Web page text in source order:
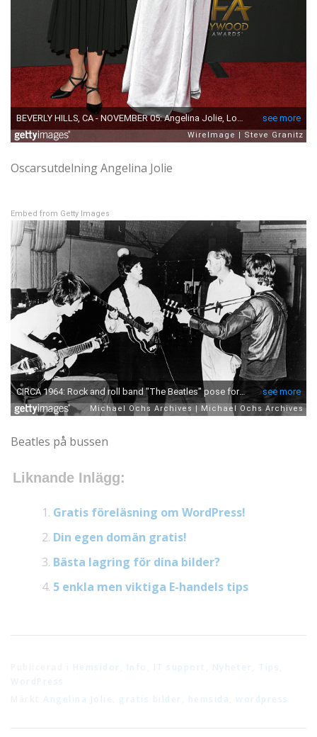
Oscarsutdelning Angelina Jolie
Embed from Getty Images
Beatles på bussen
Liknande Inlägg:
Gratis föreläsning om WordPress!
Din egen domän gratis!
Bästa lagring för dina bilder?
5 enkla men viktiga E-handels tips
Hemsidor Info IT support Nyheter Tips
WordPress
Angelina Jolie gratis bilder hemsida wordpress